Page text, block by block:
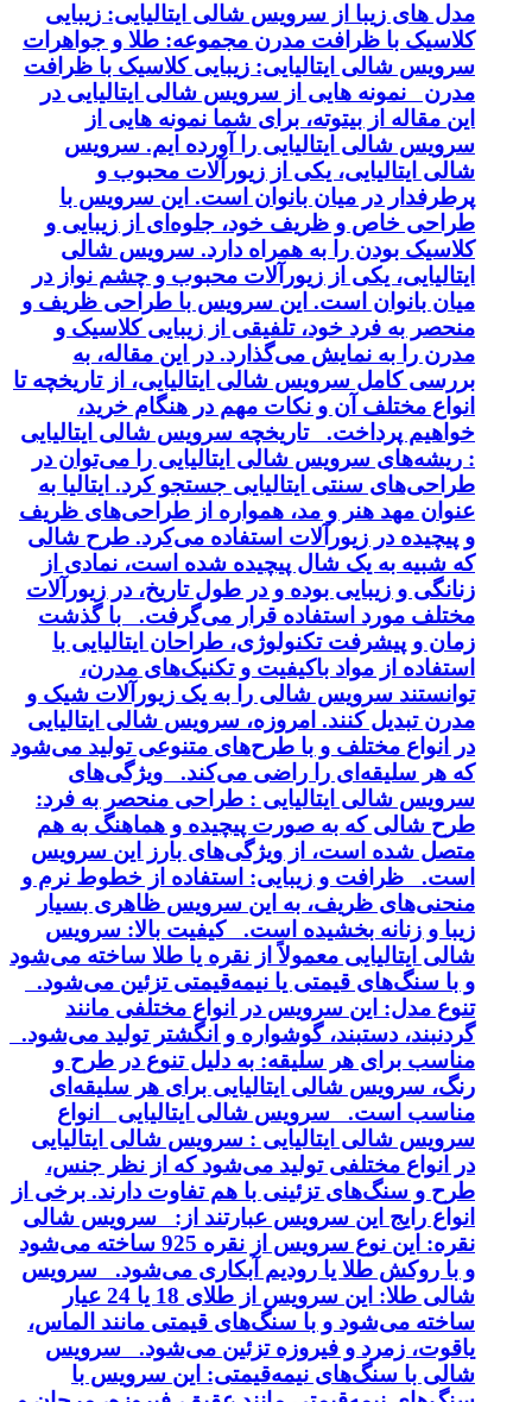
مدل های زیبا از سرویس شالی ایتالیایی: زیبایی
کلاسیک با ظرافت مدرن مجموعه: طلا و جواهرات
سرویس شالی ایتالیایی: زیبایی کلاسیک با ظرافت
مدرن نمونه هایی از سرویس شالی ایتالیایی در
این مقاله از بیتوته، برای شما نمونه هایی از
سرویس شالی ایتالیایی را آورده ایم. سرویس
شالی ایتالیایی، یکی از زیورآلات محبوب و
پرطرفدار در میان بانوان است. این سرویس با
طراحی خاص و ظریف خود، جلوه‌ای از زیبایی و
کلاسیک بودن را به همراه دارد. سرویس شالی
ایتالیایی، یکی از زیورآلات محبوب و چشم نواز در
میان بانوان است. این سرویس با طراحی ظریف و
منحصر به فرد خود، تلفیقی از زیبایی کلاسیک و
مدرن را به نمایش می‌گذارد. در این مقاله، به
بررسی کامل سرویس شالی ایتالیایی، از تاریخچه تا
انواع مختلف آن و نکات مهم در هنگام خرید،
خواهیم پرداخت. تاریخچه سرویس شالی ایتالیایی
: ریشه‌های سرویس شالی ایتالیایی را می‌توان در
طراحی‌های سنتی ایتالیایی جستجو کرد. ایتالیا به
عنوان مهد هنر و مد، همواره از طراحی‌های ظریف
و پیچیده در زیورآلات استفاده می‌کرد. طرح شالی
که شبیه به یک شال پیچیده شده است، نمادی از
زنانگی و زیبایی بوده و در طول تاریخ، در زیورآلات
مختلف مورد استفاده قرار می‌گرفت. با گذشت
زمان و پیشرفت تکنولوژی، طراحان ایتالیایی با
استفاده از مواد باکیفیت و تکنیک‌های مدرن،
توانستند سرویس شالی را به یک زیورآلات شیک و
مدرن تبدیل کنند. امروزه، سرویس شالی ایتالیایی
در انواع مختلف و با طرح‌های متنوعی تولید می‌شود
که هر سلیقه‌ای را راضی می‌کند. ویژگی‌های
سرویس شالی ایتالیایی : طراحی منحصر به فرد:
طرح شالی که به صورت پیچیده و هماهنگ به هم
متصل شده است، از ویژگی‌های بارز این سرویس
است. ظرافت و زیبایی: استفاده از خطوط نرم و
منحنی‌های ظریف، به این سرویس ظاهری بسیار
زیبا و زنانه بخشیده است. کیفیت بالا: سرویس
شالی ایتالیایی معمولاً از نقره یا طلا ساخته می‌شود
و با سنگ‌های قیمتی یا نیمه‌قیمتی تزئین می‌شود.
تنوع مدل: این سرویس در انواع مختلفی مانند
گردنبند، دستبند، گوشواره و انگشتر تولید می‌شود.
مناسب برای هر سلیقه: به دلیل تنوع در طرح و
رنگ، سرویس شالی ایتالیایی برای هر سلیقه‌ای
مناسب است. سرویس شالی ایتالیایی انواع
سرویس شالی ایتالیایی : سرویس شالی ایتالیایی
در انواع مختلفی تولید می‌شود که از نظر جنس،
طرح و سنگ‌های تزئینی با هم تفاوت دارند. برخی از
انواع رایج این سرویس عبارتند از: سرویس شالی
نقره: این نوع سرویس از نقره 925 ساخته می‌شود
و با روکش طلا یا رودیم آبکاری می‌شود. سرویس
شالی طلا: این سرویس از طلای 18 یا 24 عیار
ساخته می‌شود و با سنگ‌های قیمتی مانند الماس،
یاقوت، زمرد و فیروزه تزئین می‌شود. سرویس
شالی با سنگ‌های نیمه‌قیمتی: این سرویس با